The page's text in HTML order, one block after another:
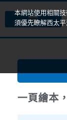
一頁繪本
本網站使用相關
須優先瞭解西太